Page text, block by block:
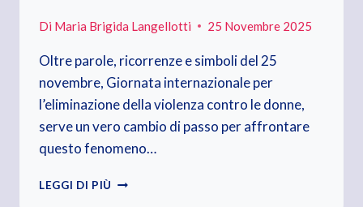
Di Maria Brigida Langellotti 25 Novembre 2025
Oltre parole, ricorrenze e simboli del 25
novembre, Giornata internazionale per
l’eliminazione della violenza contro le donne,
serve un vero cambio di passo per affrontare
questo fenomeno…
LEGGI DI PIÙ VIOLENZA